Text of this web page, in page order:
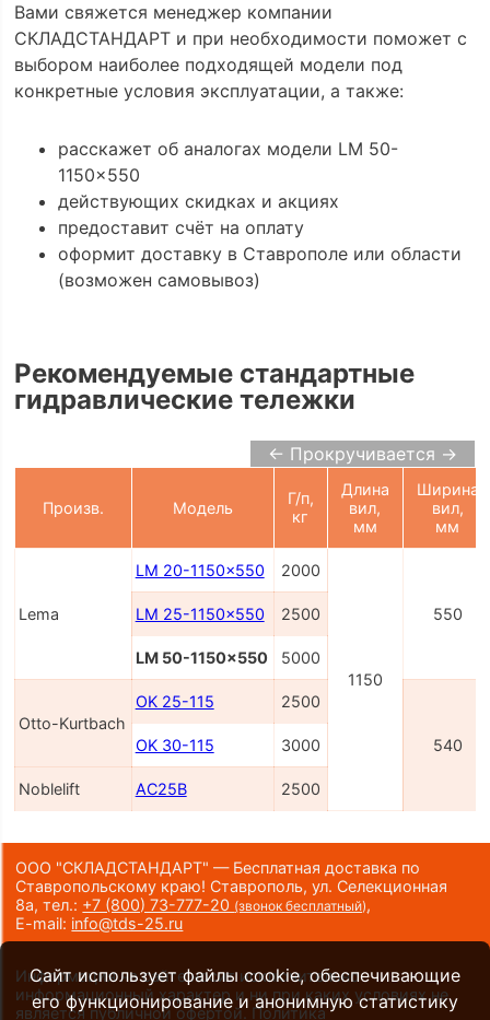
Вами свяжется менеджер компании
СКЛАДСТАНДАРТ и при необходимости поможет с
выбором наиболее подходящей модели под
конкретные условия эксплуатации, а также:
расскажет об аналогах модели LM 50-
1150x550
действующих скидках и акциях
предоставит счёт на оплату
оформит доставку в Ставрополе или области
(возможен самовывоз)
Рекомендуемые стандартные
гидравлические тележки
← Прокручивается →
Произв. Модель
Г/п,
кг
Длина
вил,
мм
Ширина
вил,
мм
Lema
LM 20-1150x550 2000
1150
550
LM 25-1150x550 2500
LM 50-1150x550 5000
Otto-Kurtbach
OK 25-115 2500
540
OK 30-115 3000
Noblelift AC25B 2500
ООО "СКЛАДСТАНДАРТ" — Бесплатная доставка по
Ставропольскому краю! Ставрополь, ул. Селекционная
8а,тел.: +7 (800) 73-777-20 (звонок бесплатный),
E-mail: info@tds-25.ru
Информация на сайте носит исключительно
информационный характер и ни при каких условиях не
является публичной офертой. Политика
Сайт использует файлы cookie, обеспечивающие
его функционирование и анонимную статистику